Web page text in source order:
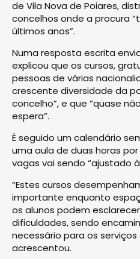
de Vila Nova de Poiares,
concelhos onde a procura
últimos anos”.
Numa resposta escrita
explicou que os cursos,
pessoas de várias
crescente diversidade da
concelho”, e que “quase
espera”.
É seguido um calendário
uma aula de duas horas
vagas vai sendo “ajustado
“Estes cursos
importante enquanto
os alunos podem
dificuldades, sendo
necessário para os
acrescentou.